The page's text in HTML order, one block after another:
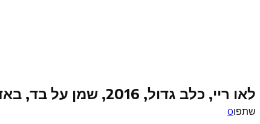
לאו ריי, כלב גדול, 2016, שמן על בד, באדיבות אוסף האמן להדפסה, 100X80 סמ
שתפו0